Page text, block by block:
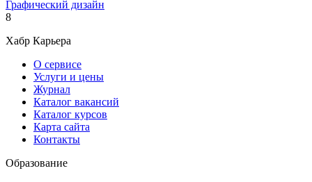
Графический дизайн
8
Хабр Карьера
О сервисе
Услуги и цены
Журнал
Каталог вакансий
Каталог курсов
Карта сайта
Контакты
Образование